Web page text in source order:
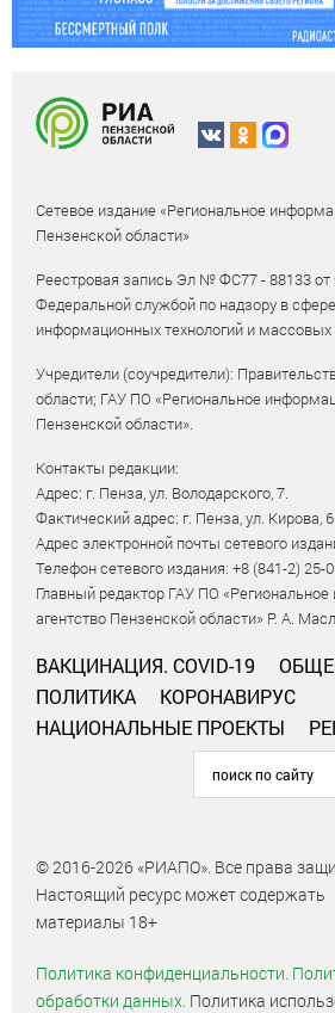
Сетевое издание «Региональное
Пензенской области»
Реестровая запись Эл № ФС77 - 88133
Федеральной службой по надзору в
информационных технологий и
Учредители (соучредители):
области; ГАУ ПО «Региональное
Пензенской области».
Контакты редакции:
Адрес: г. Пенза, ул. Володарского, 7.
Фактический адрес: г. Пенза, ул. Кирова,
Адрес электронной почты сетевого
Телефон сетевого издания: +8 (841-2) 25-
Главный редактор ГАУ ПО
агентство Пензенской области» Р. А.
ВАКЦИНАЦИЯ. COVID-19
ПОЛИТИКА
КОРОНАВИРУС
НАЦИОНАЛЬНЫЕ ПРОЕКТЫ
© 2016-2026 «РИАПО». Все права
Настоящий ресурс может содержать
материалы 18+
Политика конфиденциальности.
обработки данных. Политика